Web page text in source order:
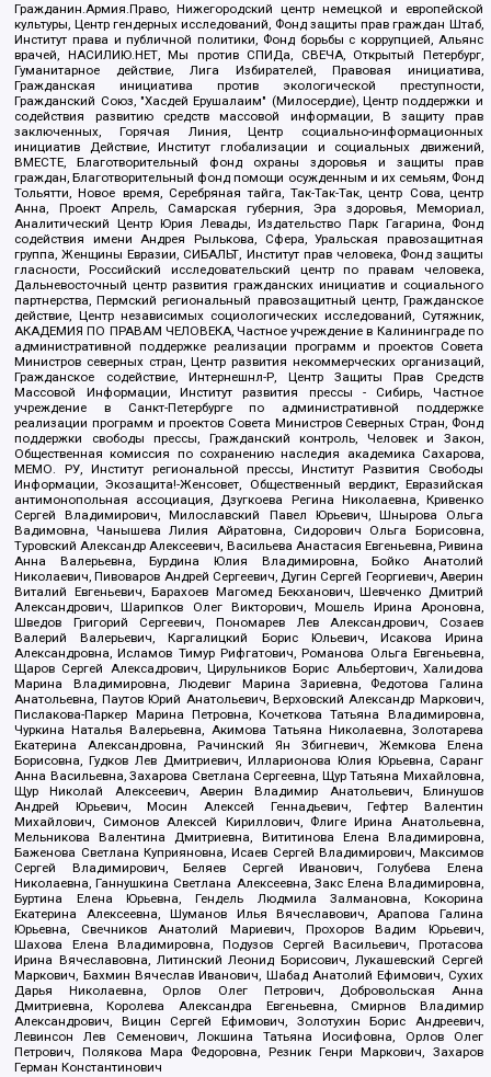
Гражданин.Армия.Право, Нижегородский центр немецкой и европейской
культуры, Центр гендерных исследований, Фонд защиты прав граждан Штаб,
Институт права и публичной политики, Фонд борьбы с коррупцией, Альянс
врачей, НАСИЛИЮ.НЕТ, Мы против СПИДа, СВЕЧА, Открытый Петербург,
Гуманитарное действие, Лига Избирателей, Правовая инициатива,
Гражданская инициатива против экологической преступности,
Гражданский Союз, "Хасдей Ерушалаим" (Милосердие), Центр поддержки и
содействия развитию средств массовой информации, В защиту прав
заключенных, Горячая Линия, Центр социально-информационных
инициатив Действие, Институт глобализации и социальных движений,
ВМЕСТЕ, Благотворительный фонд охраны здоровья и защиты прав
граждан, Благотворительный фонд помощи осужденным и их семьям, Фонд
Тольятти, Новое время, Серебряная тайга, Так-Так-Так, центр Сова, центр
Анна, Проект Апрель, Самарская губерния, Эра здоровья, Мемориал,
Аналитический Центр Юрия Левады, Издательство Парк Гагарина, Фонд
содействия имени Андрея Рылькова, Сфера, Уральская правозащитная
группа, Женщины Евразии, СИБАЛЬТ, Институт прав человека, Фонд защиты
гласности, Российский исследовательский центр по правам человека,
Дальневосточный центр развития гражданских инициатив и социального
партнерства, Пермский региональный правозащитный центр, Гражданское
действие, Центр независимых социологических исследований, Сутяжник,
АКАДЕМИЯ ПО ПРАВАМ ЧЕЛОВЕКА, Частное учреждение в Калининграде по
административной поддержке реализации программ и проектов Совета
Министров северных стран, Центр развития некоммерческих организаций,
Гражданское содействие, Интернешнл-Р, Центр Защиты Прав Средств
Массовой Информации, Институт развития прессы - Сибирь, Частное
учреждение в Санкт-Петербурге по административной поддержке
реализации программ и проектов Совета Министров Северных Стран, Фонд
поддержки свободы прессы, Гражданский контроль, Человек и Закон,
Общественная комиссия по сохранению наследия академика Сахарова,
МЕМО. РУ, Институт региональной прессы, Институт Развития Свободы
Информации, Экозащита!-Женсовет, Общественный вердикт, Евразийская
антимонопольная ассоциация, Дзугкоева Регина Николаевна, Кривенко
Сергей Владимирович, Милославский Павел Юрьевич, Шнырова Ольга
Вадимовна, Чанышева Лилия Айратовна, Сидорович Ольга Борисовна,
Туровский Александр Алексеевич, Васильева Анастасия Евгеньевна, Ривина
Анна Валерьевна, Бурдина Юлия Владимировна, Бойко Анатолий
Николаевич, Пивоваров Андрей Сергеевич, Дугин Сергей Георгиевич, Аверин
Виталий Евгеньевич, Барахоев Магомед Бекханович, Шевченко Дмитрий
Александрович, Шарипков Олег Викторович, Мошель Ирина Ароновна,
Шведов Григорий Сергеевич, Пономарев Лев Александрович, Созаев
Валерий Валерьевич, Каргалицкий Борис Юльевич, Исакова Ирина
Александровна, Исламов Тимур Рифгатович, Романова Ольга Евгеньевна,
Щаров Сергей Алексадрович, Цирульников Борис Альбертович, Халидова
Марина Владимировна, Людевиг Марина Зариевна, Федотова Галина
Анатольевна, Паутов Юрий Анатольевич, Верховский Александр Маркович,
Пислакова-Паркер Марина Петровна, Кочеткова Татьяна Владимировна,
Чуркина Наталья Валерьевна, Акимова Татьяна Николаевна, Золотарева
Екатерина Александровна, Рачинский Ян Збигневич, Жемкова Елена
Борисовна, Гудков Лев Дмитриевич, Илларионова Юлия Юрьевна, Саранг
Анна Васильевна, Захарова Светлана Сергеевна, Щур Татьяна Михайловна,
Щур Николай Алексеевич, Аверин Владимир Анатольевич, Блинушов
Андрей Юрьевич, Мосин Алексей Геннадьевич, Гефтер Валентин
Михайлович, Симонов Алексей Кириллович, Флиге Ирина Анатольевна,
Мельникова Валентина Дмитриевна, Вититинова Елена Владимировна,
Баженова Светлана Куприяновна, Исаев Сергей Владимирович, Максимов
Сергей Владимирович, Беляев Сергей Иванович, Голубева Елена
Николаевна, Ганнушкина Светлана Алексеевна, Закс Елена Владимировна,
Буртина Елена Юрьевна, Гендель Людмила Залмановна, Кокорина
Екатерина Алексеевна, Шуманов Илья Вячеславович, Арапова Галина
Юрьевна, Свечников Анатолий Мариевич, Прохоров Вадим Юрьевич,
Шахова Елена Владимировна, Подузов Сергей Васильевич, Протасова
Ирина Вячеславовна, Литинский Леонид Борисович, Лукашевский Сергей
Маркович, Бахмин Вячеслав Иванович, Шабад Анатолий Ефимович, Сухих
Дарья Николаевна, Орлов Олег Петрович, Добровольская Анна
Дмитриевна, Королева Александра Евгеньевна, Смирнов Владимир
Александрович, Вицин Сергей Ефимович, Золотухин Борис Андреевич,
Левинсон Лев Семенович, Локшина Татьяна Иосифовна, Орлов Олег
Петрович, Полякова Мара Федоровна, Резник Генри Маркович, Захаров
Герман Константинович